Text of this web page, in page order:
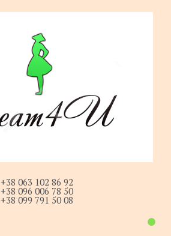
+38 063 102 86 92
+38 096 006 78 50
+38 099 791 50 08